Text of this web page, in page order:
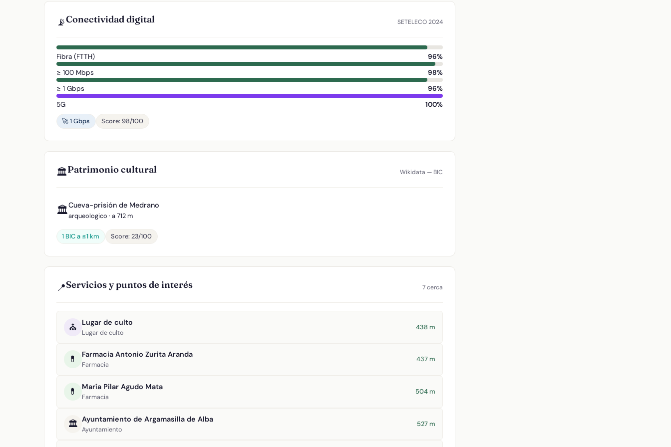
📡Conectividad digital SETELECO 2024
Fibra (FTTH)
96%
≥ 100 Mbps
98%
≥ 1 Gbps
96%
5G
100%
🚀 1 Gbps
Score: 98/100
🏛️Patrimonio cultural Wikidata — BIC
🏛️Cueva-prisión de Medrano
arqueologico · a 712 m
1 BIC a ≤1 km Score: 23/100
📍Servicios y puntos de interés 7 cerca
⛪ Lugar de culto
Lugar de culto
438 m
💊 Farmacia Antonio Zurita Aranda
Farmacia
437 m
💊 María Pilar Agudo Mata
Farmacia
504 m
🏛️ Ayuntamiento de Argamasilla de Alba
Ayuntamiento
527 m